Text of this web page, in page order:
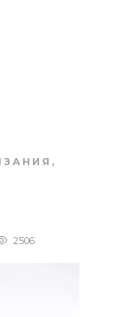
,
2506